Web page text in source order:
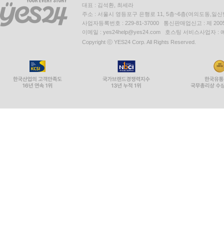
대표 : 김석환, 최세라
주소 : 서울시 영등포구 은행로 11, 5층~6층(여의도동,일신
사업자등록번호 : 229-81-37000 통신판매업신고 : 제
이메일 : yes24help@yes24.com 호스팅 서비스사업자 :
Copyright ⓒ YES24 Corp. All Rights Reserved.